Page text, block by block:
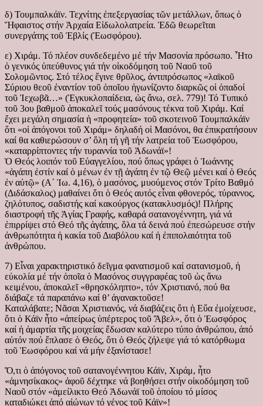
δ) Τουμπαλκάϊν. Τεχνίτης ἐπεξεργασίας τῶν μετάλλων, ὅπως ὁ
Ἥφαιστος στήν Ἀρχαία Εἰδωλολατρεία. Ἐδῶ θεωρεῖται
συνεργάτης τοῦ Ἐβλίς (Ἑωσφόρου).
ε) Χιράμ. Τό πλέον συνδεδεμένο μέ τήν Μασονία πρόσωπο. Ἦτο
ὁ γενικός ὑπεύθυνος γιά τήν οἰκοδόμηση τοῦ Ναοῦ τοῦ
Σολομῶντος. Στό τέλος ἔγινε θρῦλος, ἀντιπρόσωπος «λαϊκοῦ
Σύριου θεοῦ ἐναντίον τοῦ ὁποῖου ἠγωνίζοντο διαρκῶς οἱ ὀπαδοί
τοῦ Ἰεχωβᾶ…» (Ἐγκυκλοπαίδεια, ὡς ἄνω, σελ. 779)! Τό Τυπικό
τοῦ 3ου βαθμοῦ ἀποκαλεῖ τούς μασόνους τέκνα τοῦ Χιράμ. Καί
ἔχει μεγάλη σημασία ἡ «προφητεία» τοῦ σκοτεινοῦ Τουμπαλκάϊν
ὅτι «οἱ ἀπόγονοι τοῦ Χιράμ» δηλαδή οἱ Μασόνοι, θα ἐπικρατήσουν
καί θα καθιερώσουν σ’ ὅλη τή γῆ τήν λατρεία τοῦ Ἑωσφόρου,
«καταρρίπτοντες τήν τυραννία τοῦ Ἀδωνάϊ»!
Ὁ Θεός λοιπόν τοῦ Εὐαγγελίου, πού ὅπως γράφει ὁ Ἰωάννης
«ἀγάπη ἐστίν καί ὁ μένων ἐν τῇ ἀγάπη ἐν τῷ Θεῷ μένει καί ὁ Θεός
ἐν αὐτῷ» (Α΄ Ἰω. 4,16), ὁ μασόνος, μυούμενος στόν Τρίτο Βαθμό
(Διδάσκαλος) μαθαίνει ὅτι ὁ Θεός αυτός εἶναι φθονερός, τύραννος,
ζηλότυπος, σαδιστής καί κακούργος (κατακλυσμός)! Πλήρης
διαστροφή τῆς Ἁγίας Γραφής, καθαρά σατανογέννητη, γιά νά
ἐπιρρίψει στό Θεό τῆς ἀγάπης, ὅλα τά δεινά πού ἐπεσώρευσε στήν
ἀνθρωπότητα ἡ κακία τοῦ Διαβόλου καί ἡ ἐπιπολαιότητα τοῦ
ἀνθρώπου.
7) Εἶναι χαρακτηριστικό δεῖγμα φανατισμοῦ καί σατανισμοῦ, ἡ
εὐκολία μέ τήν ὁποῖα ὁ Μασόνος συγγραφέας τοῦ ὡς ἄνω
κειμένου, ἀποκαλεῖ «θρησκόληπτο», τόν Χριστιανό, πού θα
διάβαζε τά παραπάνω καί θ’ ἀγανακτοῦσε!
Καταλάβατε; Νᾶσαι Χριστιανός, νά διαβάζεις ὅτι ἡ Εὔα ἐμοίχευσε,
ὅτι ὁ Κάϊν ἦτο «ἀπείρως ὑπέρτερος τοῦ Ἄβελ», ὅτι ὁ Ἑωσφόρος
καί ἡ ἁμαρτία τῆς μοιχείας ἔδωσαν καλύτερο τύπο ἀνθρώπου, ἀπό
αὐτόν πού ἔπλασε ὁ Θεός, ὅτι ὁ Θεός ζήλεψε γιά τό κατόρθωμα
τοῦ Ἑωσφόρου καί νά μήν ἐξανίστασε!
Ὅ,τι ὁ ἀπόγονος τοῦ σατανογέννητου Κάϊν, Χιράμ, ἦτο
«ἀμνησίκακος» ἀφοῦ δέχτηκε νά βοηθήσει στήν οἰκοδόμηση τοῦ
Ναοῦ στόν «ἀμείλικτο Θεό Ἀδωνάϊ τοῦ ὁποίου τό μίσος
καταδιώκει ἀπό αἰώνων τό γένος τοῦ Κάϊν»!